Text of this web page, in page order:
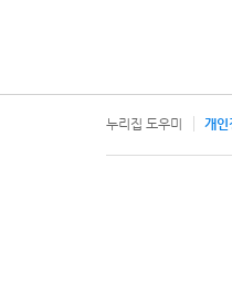
누리집 도우미 개인
문의 전화